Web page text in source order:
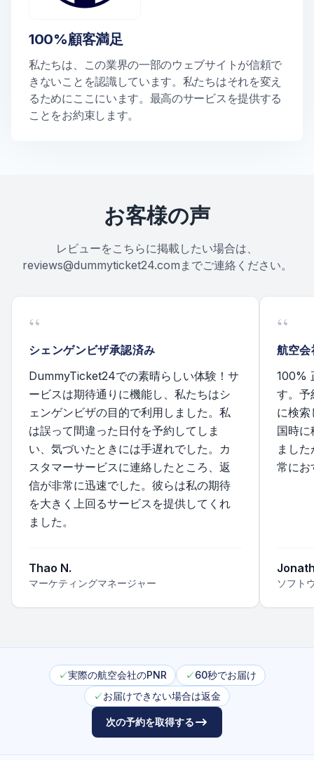
100%顧客満足
私たちは、この業界の一部のウェブサイトが信頼で
きないことを認識しています。私たちはそれを変え
るためにここにいます。最高のサービスを提供する
ことをお約束します。
お客様の声
レビューをこちらに掲載したい場合は、
reviews@dummyticket24.comまでご連絡ください。
“
シェンゲンビザ承認済み
DummyTicket24での素晴らしい体験！サ
ービスは期待通りに機能し、私たちはシ
ェンゲンビザの目的で利用しました。私
は誤って間違った日付を予約してしま
い、気づいたときには手遅れでした。カ
スタマーサービスに連絡したところ、返
信が非常に迅速でした。彼らは私の期待
を大きく上回るサービスを提供してくれ
ました。
Thao N.
マーケティングマネージャー
“
航空
100%
す。予
に検索
国時に
まし
常にお
ソフト
✓実際の航空会社のPNR ✓60秒でお届け
✓お届けできない場合は返金
次の予約を取得する